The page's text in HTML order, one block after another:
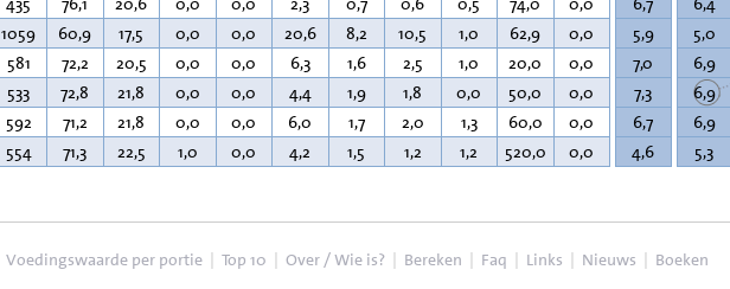
1059 60,9 17,5 0,0 0,0 20,6 8,2 10,5 1,0 62,9 0,0 5,9 5,0
581 72,2 20,5 0,0 0,0 6,3 1,6 2,5 1,0 20,0 0,0 7,0 6,9
533 72,8 21,8 0,0 0,0 4,4 1,9 1,8 0,0 50,0 0,0 7,3 6,9
592 71,2 21,8 0,0 0,0 6,0 1,7 2,0 1,3 60,0 0,0 6,7 6,9
554 71,3 22,5 1,0 0,0 4,2 1,5 1,2 1,2 520,0 0,0 4,6 5,3
Voedingswaarde per portie | Top 10 | Over / Wie is? | Bereken | Faq | Links | Nieuws | Boeken